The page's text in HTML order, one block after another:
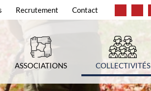
Recrutement Contact
ASSOCIATIONS COLLECTIVITÉS